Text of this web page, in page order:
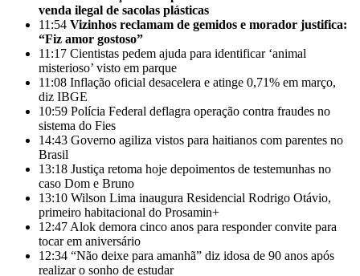
venda ilegal de sacolas plásticas
11:54 Vizinhos reclamam de gemidos e morador justifica:
“Fiz amor gostoso”
11:17 Cientistas pedem ajuda para identificar ‘animal
misterioso’ visto em parque
11:08 Inflação oficial desacelera e atinge 0,71% em março,
diz IBGE
10:59 Polícia Federal deflagra operação contra fraudes no
sistema do Fies
14:43 Governo agiliza vistos para haitianos com parentes no
Brasil
13:18 Justiça retoma hoje depoimentos de testemunhas no
caso Dom e Bruno
13:10 Wilson Lima inaugura Residencial Rodrigo Otávio,
primeiro habitacional do Prosamin+
12:47 Alok demora cinco anos para responder convite para
tocar em aniversário
12:34 “Não deixe para amanhã” diz idosa de 90 anos após
realizar o sonho de estudar